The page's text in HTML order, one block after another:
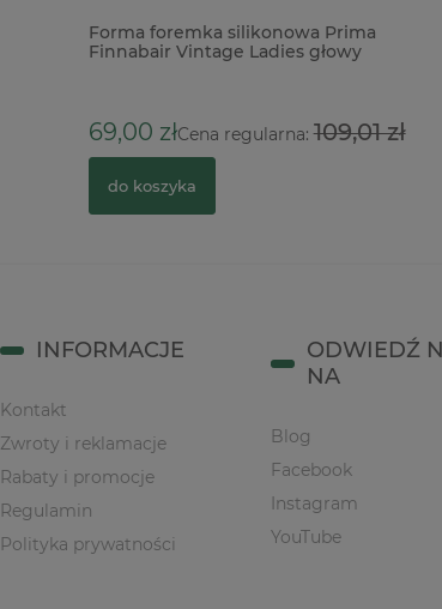
Forma foremka silikonowa Prima
Finnabair Vintage Ladies głowy
69,00 złCena regularna:109,01 zł
do koszyka
INFORMACJE
Kontakt
Zwroty i reklamacje
Rabaty i promocje
Regulamin
Polityka prywatności
ODWIEDŹ
NA
Blog
Facebook
Instagram
YouTube